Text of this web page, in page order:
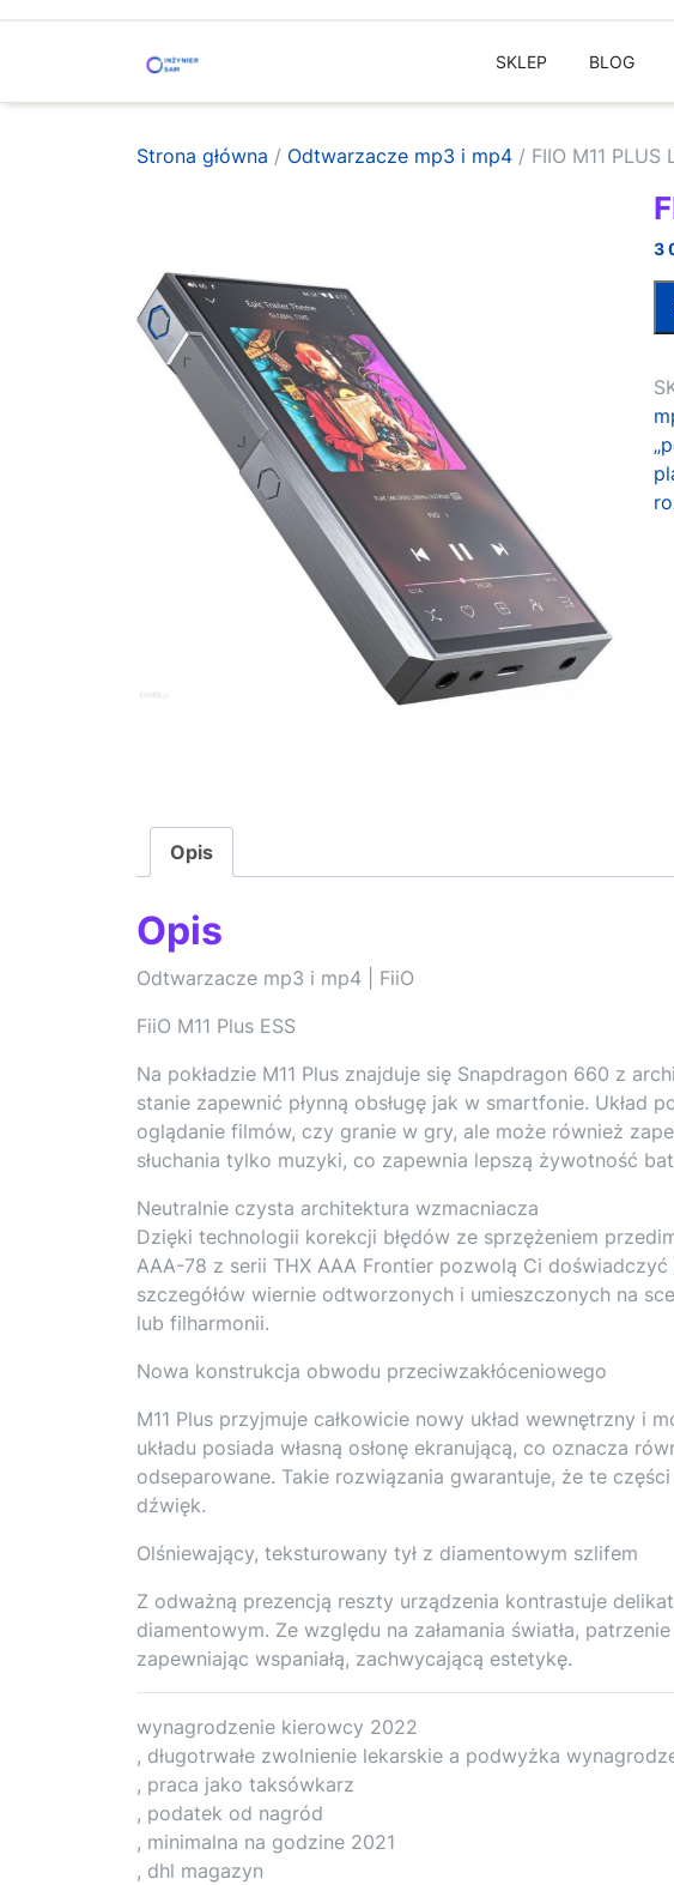
SKLEP BLOG
Strona główna / Odtwarzacze mp3 i mp4 / FIIO M11 PLUS
3
Opis
Opis
Odtwarzacze mp3 i mp4 | FiiO
FiiO M11 Plus ESS
Na pokładzie M11 Plus znajduje się Snapdragon 660 z
stanie zapewnić płynną obsługę jak w smartfonie.
oglądanie filmów, czy granie w gry, ale może również
słuchania tylko muzyki, co zapewnia lepszą żywotność
Neutralnie czysta architektura wzmacniacza
Dzięki technologii korekcji błędów ze sprzężeniem
AAA-78 z serii THX AAA Frontier pozwolą Ci
szczegółów wiernie odtworzonych i umieszczonych na
lub filharmonii.
Nowa konstrukcja obwodu przeciwzakłóceniowego
M11 Plus przyjmuje całkowicie nowy układ wewnętrzny i
układu posiada własną osłonę ekranującą, co oznacza
odseparowane. Takie rozwiązania gwarantuje, że te
dźwięk.
Olśniewający, teksturowany tył z diamentowym szlifem
Z odważną prezencją reszty urządzenia kontrastuje
diamentowym. Ze względu na załamania światła,
zapewniając wspaniałą, zachwycającą estetykę.
wynagrodzenie kierowcy 2022
, długotrwałe zwolnienie lekarskie a podwyżka
, praca jako taksówkarz
, podatek od nagród
, minimalna na godzine 2021
, dhl magazyn